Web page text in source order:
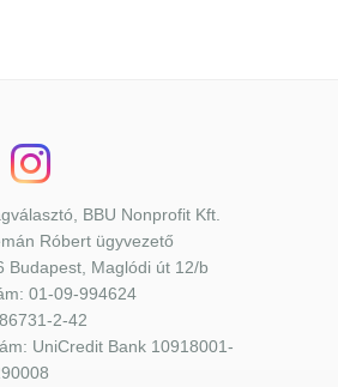
BBU Nonprofit Kft.
Róbert ügyvezető
Budapest, Maglódi út 12/b
01-09-994624
2-42
UniCredit Bank 10918001-